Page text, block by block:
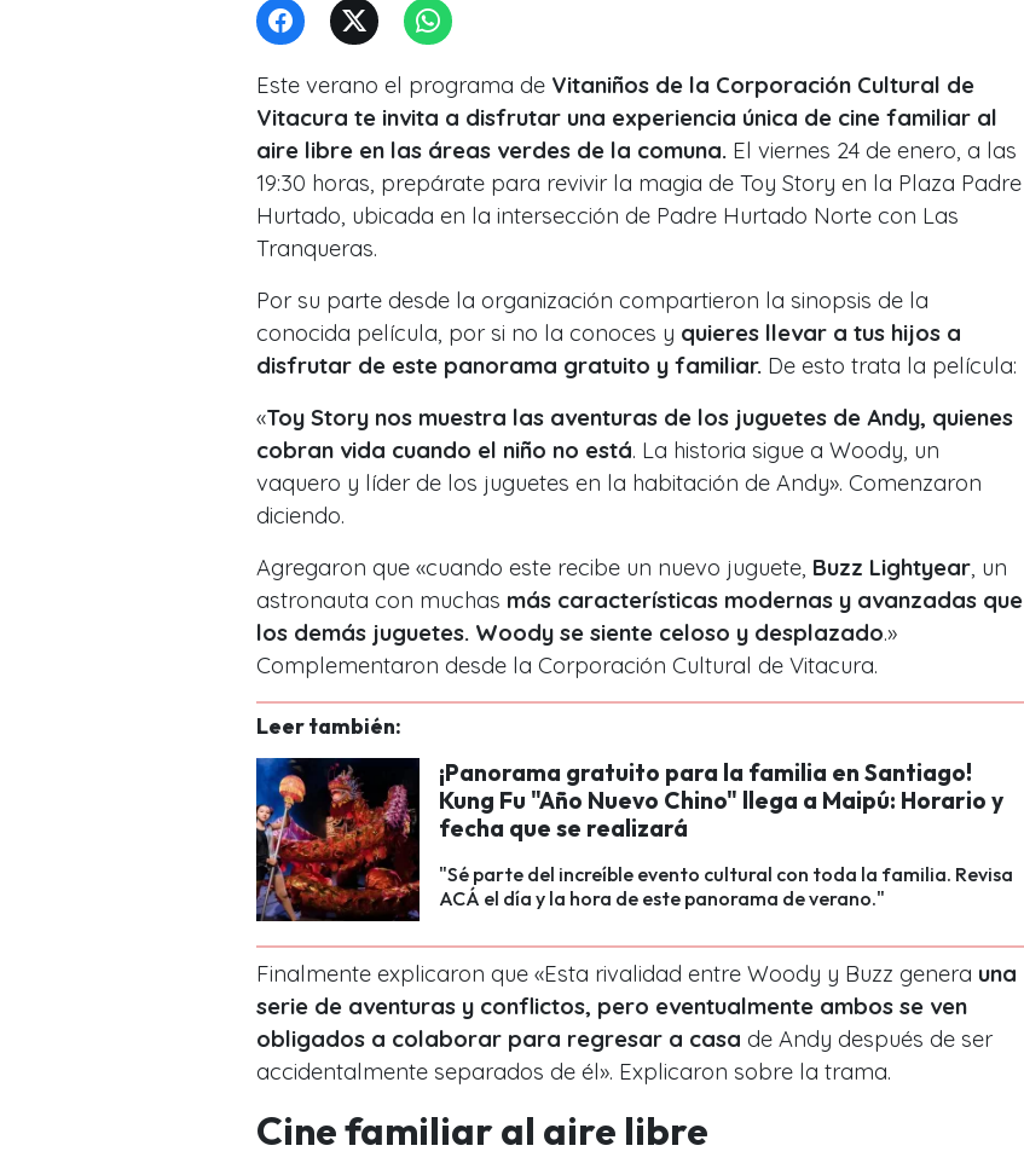
Este verano el programa de Vitaniños de la Corporación Cultural de
Vitacura te invita a disfrutar una experiencia única de cine familiar al
aire libre en las áreas verdes de la comuna. El viernes 24 de enero, a las
19:30 horas, prepárate para revivir la magia de Toy Story en la Plaza Padre
Hurtado, ubicada en la intersección de Padre Hurtado Norte con Las
Tranqueras.
Por su parte desde la organización compartieron la sinopsis de la
conocida película, por si no la conoces y quieres llevar a tus hijos a
disfrutar de este panorama gratuito y familiar. De esto trata la película:
«Toy Story nos muestra las aventuras de los juguetes de Andy, quienes
cobran vida cuando el niño no está. La historia sigue a Woody, un
vaquero y líder de los juguetes en la habitación de Andy». Comenzaron
diciendo.
Agregaron que «cuando este recibe un nuevo juguete, Buzz Lightyear , un
astronauta con muchas más características modernas y avanzadas que
los demás juguetes. Woody se siente celoso y desplazado.»
Complementaron desde la Corporación Cultural de Vitacura.
Leer también:
¡Panorama gratuito para la familia en Santiago!
Kung Fu "Año Nuevo Chino" llega a Maipú: Horario y
fecha que se realizará
"Sé parte del increíble evento cultural con toda la familia. Revisa
ACÁ el día y la hora de este panorama de verano."
Finalmente explicaron que «Esta rivalidad entre Woody y Buzz genera una
serie de aventuras y conflictos, pero eventualmente ambos se ven
obligados a colaborar para regresar a casa de Andy después de ser
accidentalmente separados de él». Explicaron sobre la trama.
Cine familiar al aire libre